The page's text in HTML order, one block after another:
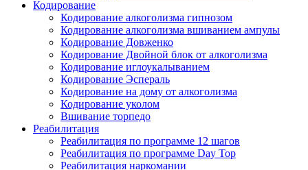
Кодирование
Кодирование алкоголизма гипнозом
Кодирование алкоголизма вшиванием ампулы
Кодирование Довженко
Кодирование Двойной блок от алкоголизма
Кодирование иглоукалыванием
Кодирование Эспераль
Кодирование на дому от алкоголизма
Кодирование уколом
Вшивание торпедо
Реабилитация
Реабилитация по программе 12 шагов
Реабилитация по программе Day Top
Реабилитация наркомании